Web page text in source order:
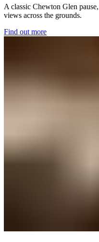
A classic Chewton Glen
views across the grounds. ​​​​‌ ‍ ​‍​‍‌‍ ‌ ​‍‌‍‍‌‌‍‌ ‌‍‍‌‌‍ ‍​‍​‍​ ‍‍​‍​‍‌ ​ ‌‍​‌‌‍ ‍‌‍‍‌‌ ‌​‌ ‍‌​‍ ‍‌‍‍‌‌‍ ​‍​‍​‍ ​​‍​‍‌‍‍​‌ ​‍‌‍‌‌‌‍‌‍​‍​‍​ ‍‍​‍​‍‌‍‍​‌ ‌​‌ ‌​‌ ​​‌ ​ ​ ‍‍​‍ ​‍ ‌‍ ​​‍ ‌‌‍​‌‌‍ ‍‌‍‌​​‍ ‌‌ ​‍​‍ ‌‌‍‍​‌‍ ‌ ‌​‌‍‌‌‌‍ ​‌ ​ ​‍ ‌‌ ​ ‌ ‌​‌ ‌‌‌‍‌​‌‍‍‌‌‍ ​‍ ‍‌ ‌‍‌‍‌‌‌ ​‍‌‍​ ‌‍‌‌‌‍ ​​‍ ‍‌‍​‌‌ ​​‌ ​​​‍ ‌‍‍‌‌‍ ‍‌ ‌​‌‍‌‌‌‍ ‍‌ ‌​​‍ ‌‍‌‌‌‍‌​‌‍‍‌‌ ‌​​‍ ‌‍ ‌‌‍ ‌‍‌​‌‍‌‌​ ‌‌ ​​‌ ​‍‌‍‌‌‌ ​ ‌‍‌‌‌‍ ‍‌ ‌​‌‍​‌‌ ‌​‌‍‍‌‌‍ ‌‍ ‍​ ‍ ‌‍‍‌‌‍‌​​ ‌‌‍​‍​ ‍‌‌‍​‌​ ‌‍​ ‌‌​ ‌ ‌‍‌‌​ ‌‌​‍ ‌​ ​‍‌‍‌​​ ‌‌​ ‍‌​‍ ‌​ ‌​‌‍​‍‌‍​ ​ ​‍​‍ ‌​ ‍​​ ‍‌​ ​ ​ ‌ ​‍ ‌‌‍​‌‌‍​‌​ ‍​‌‍‌‍‌‍‌‍‌‍​‌​ ‍‌‌‍​ ​ ‌‌‌‍‌‌​ ‌ ‌‍​‌​ ‍ ‌ ‌​‌ ‍‌‌ ​​‌‍‌‌​ ‌‌‍‍​‌‍ ‌ ‌​‌‍‌‌‌‍ ​‌‌​ ‌‍‍‌‌ ‌​‌‍‌‌‌‌​​‌‍​‌‌‍‌ ‌‍‌‌​ ‍ ‌ ​​‌‍​‌‌ ‌​‌‍‍​​ ‌‌ ​​‌‍​‌‌‍‌ ‌‍‌‌‌​​‍‌ ‌‌‌‍‍‌‌‍ ​‌‍‌​‌‍‌‌‌ ​‍​‍‌‌​ ‌‌‌​​‍‌‌ ‌‍‍ ‌‍‌‌‌ ‍‌​‍‌‌​ ​ ‌​‌​​‍‌‌​ ​ ‌​‌​​‍‌‌​ ​‍​ ​‍​ ‌‌​ ​‍‌‍​‌‌‍‌‍​ ‌‍​ ‌‍​ ‌​‌‍‌​‌‍‌​​ ​ ​ ‍‌​ ‍​​‍‌‌​ ​‍​ ​‍​‍‌‌​ ‌‌‌​‌​​‍ ‍‌‍​ ‌‍ ‌‍ ‍‌ ‌​‌‍‌‌‌‍ ‍‌ ‌​​‍‌‌​ ‌‌‌​​‍‌‌ ‌‍‍ ‌‍‌‌‌ ‍‌​‍‌‌​ ​ ‌​‌​​‍‌‌​ ​ ‌​‌​​‍‌‌​ ​‍​ ​‍‌‍​‌​ ‌‍​ ‌‍​ ‌‌​ ​ ​ ​‌‌‍​‍‌‍‌‍‌‍‌‌‌‍​ ​ ​ ​ ‌​​‍‌‌​ ​‍​ ​‍​‍‌‌​ ‌‌‌​‌​​‍ ‍‌‍‌‌‌ ‍​‌‍​ ‌‍‌‌‌ ​‍‌ ​​‌ ‌​​ ‌‍​‍‌‍​‌‌ ​ ‌‍‌‌‌‌‌‌‌ ​‍‌‍ ​​ ‌‌‍‍​‌ ‌​‌ ‌​‌ ​​‌ ​ ​‍‌‌​ ​ ‌​​‌​‍‌‌​ ​‍‌​‌‍​‍‌‌​ ​‍‌​‌‍‌‍ ​​‍ ‌‌‍​‌‌‍ ‍‌‍‌​​‍ ‌‌ ​‍​‍ ‌‌‍‍​‌‍ ‌ ‌​‌‍‌‌‌‍ ​‌ ​ ​‍ ‌‌ ​ ‌ ‌​‌ ‌‌‌‍‌​‌‍‍‌‌‍ ​‍ ‍‌ ‌‍‌‍‌‌‌ ​‍‌‍​ ‌‍‌‌‌‍ ​​‍ ‍‌‍​‌‌ ​​‌ ​​​‍‌‍‌‍‍‌‌‍‌​​ ‌‌‍​‍​ ‍‌‌‍​‌​ ‌‍​ ‌‌​ ‌ ‌‍‌‌​ ‌‌​‍ ‌​ ​‍‌‍‌​​ ‌‌​ ‍‌​‍ ‌​ ‌​‌‍​‍‌‍​ ​ ​‍​‍ ‌​ ‍​​ ‍‌​ ​ ​ ‌ ​‍ ‌‌‍​‌‌‍​‌​ ‍​‌‍‌‍‌‍‌‍‌‍​‌​ ‍‌‌‍​ ​ ‌‌‌‍‌‌​ ‌ ‌‍​‌​‍‌‍‌ ‌​‌ ‍‌‌ ​​‌‍‌‌​ ‌‌‍‍​‌‍ ‌ ‌​‌‍‌‌‌‍ ​‌‌​ ‌‍‍‌‌ ‌​‌‍‌‌‌‌​​‌‍​‌‌‍‌ ‌‍‌‌​‍‌‍‌ ​​‌‍​‌‌ ‌​‌‍‍​​ ‌‌ ​​‌‍​‌‌‍‌ ‌‍‌‌‌​​‍‌ ‌‌‌‍‍‌‌‍ ​‌‍‌​‌‍‌‌‌ ​‍​‍‌‌​ ‌‌‌​​‍‌‌ ‌‍‍ ‌‍‌‌‌ ‍‌​‍‌‌​ ​ ‌​‌​​‍‌‌​ ​ ‌​‌​​‍‌‌​ ​‍​ ​‍​ ‌‌​ ​‍‌‍​‌‌‍‌‍​ ‌‍​ ‌‍​ ‌​‌‍‌​‌‍‌​​ ​ ​ ‍‌​ ‍​​‍‌‌​ ​‍​ ​‍​‍‌‌​ ‌‌‌​‌​​‍ ‍‌‍​ ‌‍ ‌‍ ‍‌ ‌​‌‍‌‌‌‍ ‍‌ ‌​​‍‌‌​ ‌‌‌​​‍‌‌ ‌‍‍ ‌‍‌‌‌ ‍‌​‍‌‌​ ​ ‌​‌​​‍‌‌​ ​ ‌​‌​​‍‌‌​ ​‍​ ​‍‌‍​‌​ ‌‍​ ‌‍​ ‌‌​ ​ ​ ​‌‌‍​‍‌‍‌‍‌‍‌‌‌‍​ ​ ​ ​ ‌​​‍‌‌​ ​‍​ ​‍​‍‌‌​ ‌‌‌​‌​​‍ ‍‌‍‌‌‌ ‍​‌‍​ ‌‍‌‌‌ ​‍‌ ​​‌ ‌​​‍‌‍‌ ​​‌‍‌‌‌ ​‍‌ ​ ‌ ​​‌‍‌‌‌‍​ ‌ ‌​‌‍‍‌‌ ‌‍‌‍‌‌​ ‌‌ ​​‌ ‌‌‌‍​‍‌‍ ​‌‍‍‌‌ ​ ‌‍‍​‌‍‌‌‌‍‌​​‍​‍‌ ‌
Find out more​​​​‌ ‍ ​‍​‍‌‍ ‌ ​‍‌‍‍‌‌‍‌ ‌‍‍‌‌‍ ‍​‍​‍​ ‍‍​‍​‍‌ ​ ‌‍​‌‌‍ ‍‌‍‍‌‌ ‌​‌ ‍‌​‍ ‍‌‍‍‌‌‍ ​‍​‍​‍ ​​‍​‍‌‍‍​‌ ​‍‌‍‌‌‌‍‌‍​‍​‍​ ‍‍​‍​‍‌‍‍​‌ ‌​‌ ‌​‌ ​​‌ ​ ​ ‍‍​‍ ​‍ ‌‍ ​​‍ ‌‌‍​‌‌‍ ‍‌‍‌​​‍ ‌‌ ​‍​‍ ‌‌‍‍​‌‍ ‌ ‌​‌‍‌‌‌‍ ​‌ ​ ​‍ ‌‌ ​ ‌ ‌​‌ ‌‌‌‍‌​‌‍‍‌‌‍ ​‍ ‍‌ ‌‍‌‍‌‌‌ ​‍‌‍​ ‌‍‌‌‌‍ ​​‍ ‍‌‍​‌‌ ​​‌ ​​​‍ ‌‍‍‌‌‍ ‍‌ ‌​‌‍‌‌‌‍ ‍‌ ‌​​‍ ‌‍‌‌‌‍‌​‌‍‍‌‌ ‌​​‍ ‌‍ ‌‌‍ ‌‍‌​‌‍‌‌​ ‌‌ ​​‌ ​‍‌‍‌‌‌ ​ ‌‍‌‌‌‍ ‍‌ ‌​‌‍​‌‌ ‌​‌‍‍‌‌‍ ‌‍ ‍​ ‍ ‌‍‍‌‌‍‌​​ ‌‌‍​‍​ ‍‌‌‍​‌​ ‌‍​ ‌‌​ ‌ ‌‍‌‌​ ‌‌​‍ ‌​ ​‍‌‍‌​​ ‌‌​ ‍‌​‍ ‌​ ‌​‌‍​‍‌‍​ ​ ​‍​‍ ‌​ ‍​​ ‍‌​ ​ ​ ‌ ​‍ ‌‌‍​‌‌‍​‌​ ‍​‌‍‌‍‌‍‌‍‌‍​‌​ ‍‌‌‍​ ​ ‌‌‌‍‌‌​ ‌ ‌‍​‌​ ‍ ‌ ‌​‌ ‍‌‌ ​​‌‍‌‌​ ‌‌‍‍​‌‍ ‌ ‌​‌‍‌‌‌‍ ​‌‌​ ‌‍‍‌‌ ‌​‌‍‌‌‌‌​​‌‍​‌‌‍‌ ‌‍‌‌​ ‍ ‌ ​​‌‍​‌‌ ‌​‌‍‍​​ ‌‌ ​​‌‍​‌‌‍‌ ‌‍‌‌‌​​‍‌ ‌‌‌‍‍‌‌‍ ​‌‍‌​‌‍‌‌‌ ​‍​‍‌‌​ ‌‌‌​​‍‌‌ ‌‍‍ ‌‍‌‌‌ ‍‌​‍‌‌​ ​ ‌​‌​​‍‌‌​ ​ ‌​‌​​‍‌‌​ ​‍​ ​‍​ ‌‌​ ​‍‌‍​‌‌‍‌‍​ ‌‍​ ‌‍​ ‌​‌‍‌​‌‍‌​​ ​ ​ ‍‌​ ‍​​‍‌‌​ ​‍​ ​‍​‍‌‌​ ‌‌‌​‌​​‍ ‍‌‍​ ‌‍ ‌‍ ‍‌ ‌​‌‍‌‌‌‍ ‍‌ ‌​​‍‌‌​ ‌‌‌​​‍‌‌ ‌‍‍ ‌‍‌‌‌ ‍‌​‍‌‌​ ​ ‌​‌​​‍‌‌​ ​ ‌​‌​​‍‌‌​ ​‍​ ​‍‌‍​‌​ ‌‍​ ‌‍​ ‌‌​ ​ ​ ​‌‌‍​‍‌‍‌‍‌‍‌‌‌‍​ ​ ​ ​ ‌​​‍‌‌​ ​‍​ ​‍​‍‌‌​ ‌‌‌​‌​​‍ ‍‌ ​ ‌‍‌‌‌‍​ ‌‍ ‌‍ ‍‌‍‌​‌‍​‌‌ ​‍‌ ‍‌‌​​ ‌ ‌​‌‍​‌​‍ ‍‌‍ ​‌‍​‌‌‍​‍‌‍‌‌‌‍ ​​ ‌‍​‍‌‍​‌‌ ​ ‌‍‌‌‌‌‌‌‌ ​‍‌‍ ​​ ‌‌‍‍​‌ ‌​‌ ‌​‌ ​​‌ ​ ​‍‌‌​ ​ ‌​​‌​‍‌‌​ ​‍‌​‌‍​‍‌‌​ ​‍‌​‌‍‌‍ ​​‍ ‌‌‍​‌‌‍ ‍‌‍‌​​‍ ‌‌ ​‍​‍ ‌‌‍‍​‌‍ ‌ ‌​‌‍‌‌‌‍ ​‌ ​ ​‍ ‌‌ ​ ‌ ‌​‌ ‌‌‌‍‌​‌‍‍‌‌‍ ​‍ ‍‌ ‌‍‌‍‌‌‌ ​‍‌‍​ ‌‍‌‌‌‍ ​​‍ ‍‌‍​‌‌ ​​‌ ​​​‍‌‍‌‍‍‌‌‍‌​​ ‌‌‍​‍​ ‍‌‌‍​‌​ ‌‍​ ‌‌​ ‌ ‌‍‌‌​ ‌‌​‍ ‌​ ​‍‌‍‌​​ ‌‌​ ‍‌​‍ ‌​ ‌​‌‍​‍‌‍​ ​ ​‍​‍ ‌​ ‍​​ ‍‌​ ​ ​ ‌ ​‍ ‌‌‍​‌‌‍​‌​ ‍​‌‍‌‍‌‍‌‍‌‍​‌​ ‍‌‌‍​ ​ ‌‌‌‍‌‌​ ‌ ‌‍​‌​‍‌‍‌ ‌​‌ ‍‌‌ ​​‌‍‌‌​ ‌‌‍‍​‌‍ ‌ ‌​‌‍‌‌‌‍ ​‌‌​ ‌‍‍‌‌ ‌​‌‍‌‌‌‌​​‌‍​‌‌‍‌ ‌‍‌‌​‍‌‍‌ ​​‌‍​‌‌ ‌​‌‍‍​​ ‌‌ ​​‌‍​‌‌‍‌ ‌‍‌‌‌​​‍‌ ‌‌‌‍‍‌‌‍ ​‌‍‌​‌‍‌‌‌ ​‍​‍‌‌​ ‌‌‌​​‍‌‌ ‌‍‍ ‌‍‌‌‌ ‍‌​‍‌‌​ ​ ‌​‌​​‍‌‌​ ​ ‌​‌​​‍‌‌​ ​‍​ ​‍​ ‌‌​ ​‍‌‍​‌‌‍‌‍​ ‌‍​ ‌‍​ ‌​‌‍‌​‌‍‌​​ ​ ​ ‍‌​ ‍​​‍‌‌​ ​‍​ ​‍​‍‌‌​ ‌‌‌​‌​​‍ ‍‌‍​ ‌‍ ‌‍ ‍‌ ‌​‌‍‌‌‌‍ ‍‌ ‌​​‍‌‌​ ‌‌‌​​‍‌‌ ‌‍‍ ‌‍‌‌‌ ‍‌​‍‌‌​ ​ ‌​‌​​‍‌‌​ ​ ‌​‌​​‍‌‌​ ​‍​ ​‍‌‍​‌​ ‌‍​ ‌‍​ ‌‌​ ​ ​ ​‌‌‍​‍‌‍‌‍‌‍‌‌‌‍​ ​ ​ ​ ‌​​‍‌‌​ ​‍​ ​‍​‍‌‌​ ‌‌‌​‌​​‍ ‍‌ ​ ‌‍‌‌‌‍​ ‌‍ ‌‍ ‍‌‍‌​‌‍​‌‌ ​‍‌ ‍‌‌​​ ‌ ‌​‌‍​‌​‍ ‍‌‍ ​‌‍​‌‌‍​‍‌‍‌‌‌‍ ​​‍‌‍‌ ​​‌‍‌‌‌ ​‍‌ ​ ‌ ​​‌‍‌‌‌‍​ ‌ ‌​‌‍‍‌‌ ‌‍‌‍‌‌​ ‌‌ ​​‌ ‌‌‌‍​‍‌‍ ​‌‍‍‌‌ ​ ‌‍‍​‌‍‌‌‌‍‌​​‍​‍‌ ‌